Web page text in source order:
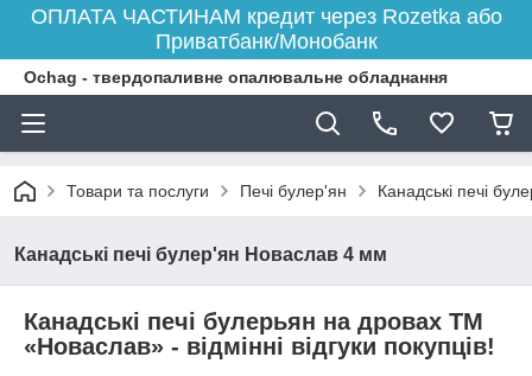
ОПЛАТА ЧАСТИНАМ кредит через Rozetka або
Приватбанк/Монобанк
Ochag - твердопаливне опалювальне обладнання
Товари та послуги Печі булер'ян Канадські печі
Канадські печі булер'ян Новаслав 4 мм
Канадські печі булерьян на дровах ТМ
«Новаслав» - відмінні відгуки покупців!